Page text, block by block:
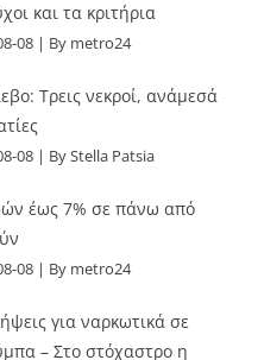
και τα κριτήρια
08 By metro24
Τρεις νεκροί, ανάμεσά
08 By Stella Patsia
έως 7% σε πάνω από
08 By metro24
για ναρκωτικά σε
– Στο στόχαστρο η